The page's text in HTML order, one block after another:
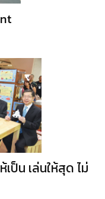
เป็น เล่นให้สุด ไม่